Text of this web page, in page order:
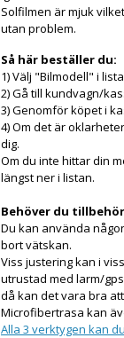
Solfilmen är mjuk
utan problem.
Så här beställer du:
1) Välj "Bilmodell" i
2) Gå till kundvagn/
3) Genomför köpet i
4) Om det är
dig.
Om du inte hittar din
längst ner i listan.
Behöver du
Du kan använda
bort vätskan.
Viss justering kan i
utrustad med larm/
då kan det vara bra
Microfibertrasa kan
Alla 3 verktygen kan